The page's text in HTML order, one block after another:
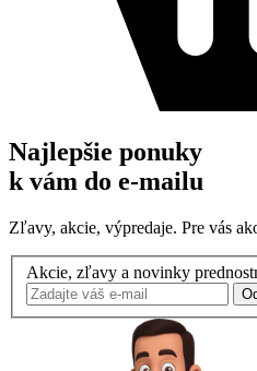
Najlepšie ponuky
k vám do e-mailu
Zľavy, akcie, výpredaje. Pre vás
Akcie, zľavy a novinky